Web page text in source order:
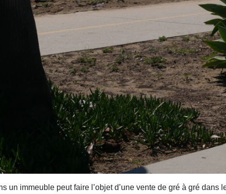
un immeuble peut faire l’objet d’une vente de gré à gré